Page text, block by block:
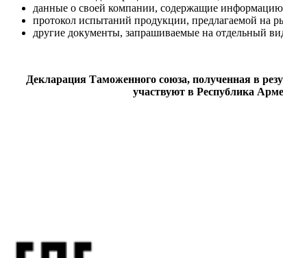
данные о своей компании, содержащие информацию
протокол испытаний продукции, предлагаемой на
другие документы, запрашиваемые на отдельный
Декларация Таможенного союза, полученная в
участвуют в Республика